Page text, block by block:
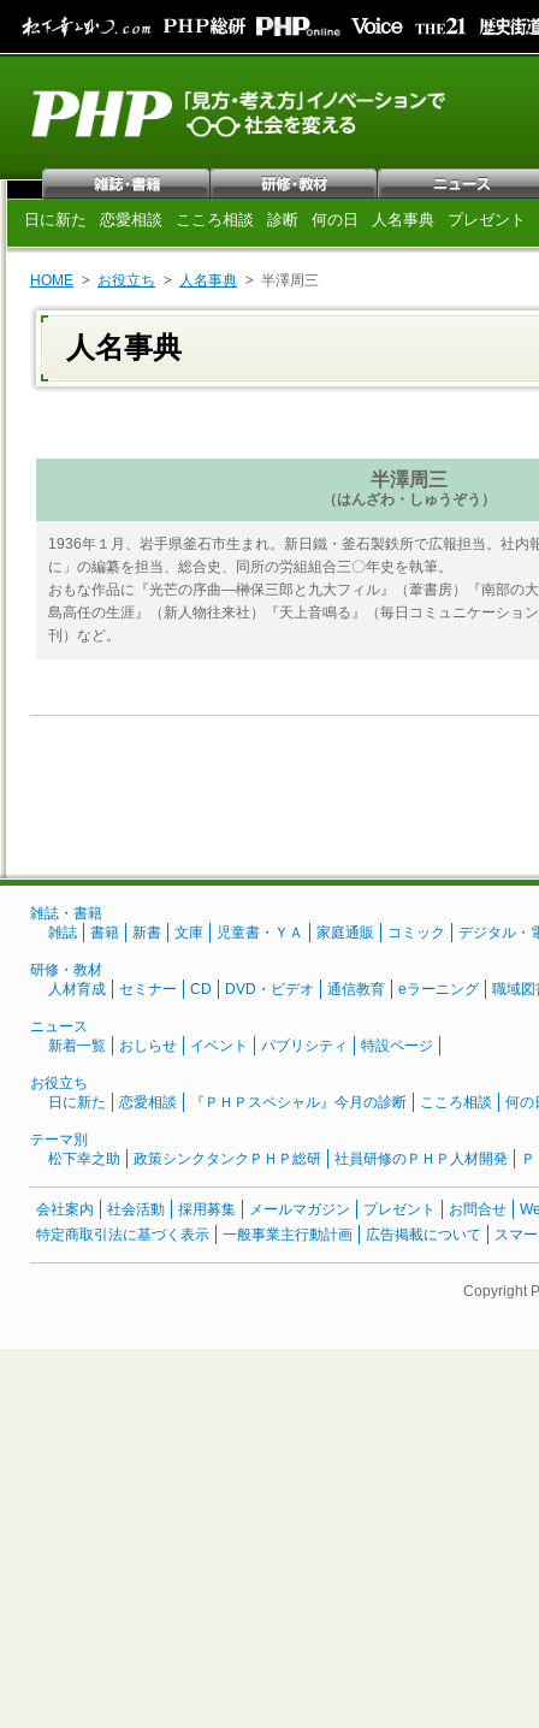
日に新た 恋愛相談 こころ相談 診断 何の日 人名事典 プレゼント
HOME お役立ち 人名事典 半澤周三
人名事典
半澤周三
（はんざわ・しゅうぞう）
1936年１月、岩手県釜石市生まれ。新日鐵・釜石製鉄所で広報担当。社内
に」の編纂を担当、総合史、同所の労組組合三〇年史を執筆。
おもな作品に『光芒の序曲―榊保三郎と九大フィル』（葦書房）『南部の
島高任の生涯』（新人物往来社）『天上音鳴る』（毎日コミュニケーショ
刊）など。
雑誌・書籍
雑誌
書籍 新書 文庫 児童書・ＹＡ 家庭通販 コミック デジタル・
研修・教材
人材育成
セミナー CD DVD・ビデオ 通信教育 eラーニング 職域図
ニュース
新着一覧
おしらせ イベント パブリシティ 特設ページ
お役立ち
日に新た
恋愛相談 『ＰＨＰスペシャル』今月の診断 こころ相談 何の
テーマ別
松下幸之助
政策シンクタンクＰＨＰ総研 社員研修のＰＨＰ人材開発
会社案内 社会活動 採用募集 メールマガジン プレゼント お問合せ
特定商取引法に基づく表示
一般事業主行動計画 広告掲載について スマ
Copyright